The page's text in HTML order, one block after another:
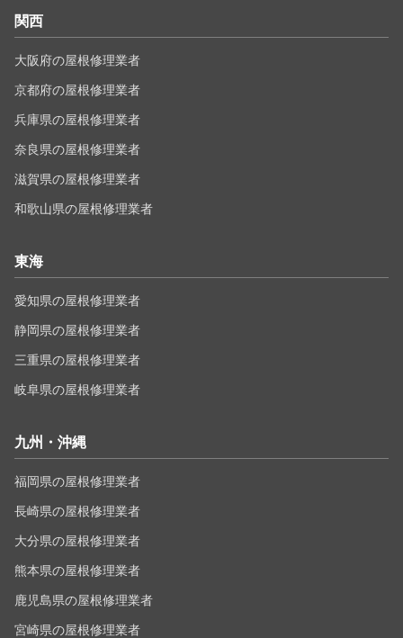
関西
大阪府の屋根修理業者
京都府の屋根修理業者
兵庫県の屋根修理業者
奈良県の屋根修理業者
滋賀県の屋根修理業者
和歌山県の屋根修理業者
東海
愛知県の屋根修理業者
静岡県の屋根修理業者
三重県の屋根修理業者
岐阜県の屋根修理業者
九州・沖縄
福岡県の屋根修理業者
長崎県の屋根修理業者
大分県の屋根修理業者
熊本県の屋根修理業者
鹿児島県の屋根修理業者
宮崎県の屋根修理業者